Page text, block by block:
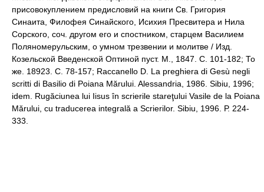
присовокуплением предисловий на книги Св. Григория
Синаита, Филофея Синайского, Исихия Пресвитера и Нила
Сорского, соч. другом его и спостником, старцем Василием
Поляномерульским, о умном трезвении и молитве / Изд.
Козельской Введенской Оптиной пуст. М., 1847. С. 101-182; То
же. 18923. С. 78-157; Raccanello D. La preghiera di Gesù negli
scritti di Basilio di Poiana Mărului. Alessandria, 1986. Sibiu, 1996;
idem. Rugăciunea lui Iisus în scrierile stareţului Vasile de la Poiana
Mărului, cu traducerea integrală a Scrierilor. Sibiu, 1996. Р. 224-
333.